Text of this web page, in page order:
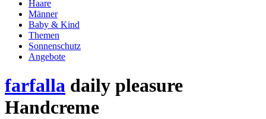
Haare
Männer
Baby & Kind
Themen
Sonnenschutz
Angebote
farfalla daily pleasure
Handcreme